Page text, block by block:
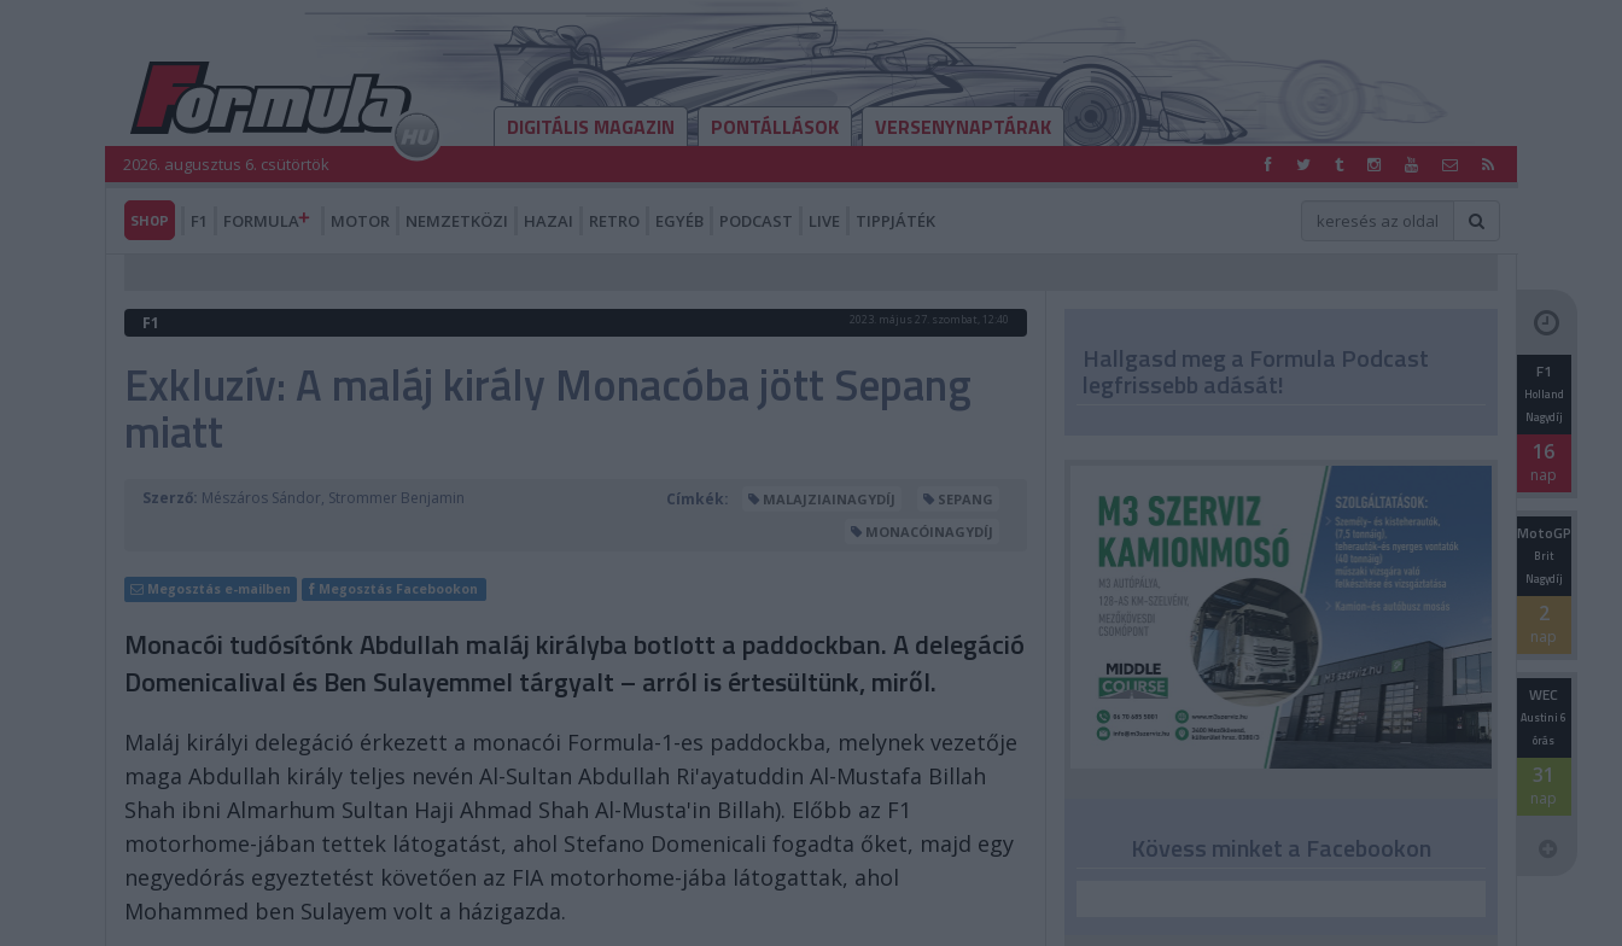
DIGITÁLIS MAGAZIN PONTÁLLÁSOK VERSENYNAPTÁRAK
2026. augusztus 6. csütörtök
SHOP F1 FORMULA MOTOR NEMZETKÖZI HAZAI RETRO EGYÉB PODCAST LIVE TIPPJÁTÉK
F1 2023. május 27. szombat, 12:40
Exkluzív: A maláj király Monacóba jött Sepang
miatt
Szerző: Mészáros Sándor, Strommer Benjamin Címkék: MALAJZIAINAGYDÍJ
SEPANG
MONACÓINAGYDÍJ
Megosztás e-mailben Megosztás Facebookon
Monacói tudósítónk Abdullah maláj királyba botlott a paddockban. A delegáció
Domenicalival és Ben Sulayemmel tárgyalt – arról is értesültünk, miről.
Maláj királyi delegáció érkezett a monacói Formula-1-es paddockba, melynek vezetője
maga Abdullah király teljes nevén Al-Sultan Abdullah Ri'ayatuddin Al-Mustafa Billah
Shah ibni Almarhum Sultan Haji Ahmad Shah Al-Musta'in Billah). Előbb az F1
motorhome-jában tettek látogatást, ahol Stefano Domenicali fogadta őket, majd egy
negyedórás egyeztetést követően az FIA motorhome-jába látogattak, ahol
Mohammed ben Sulayem volt a házigazda.
Hallgasd meg a Formula Podcast
legfrissebb adását! F1
Holland
Nagydíj
16
nap
MotoGP
Brit
Nagydíj
2
nap
WEC
Austini 6
órás
31
nap
Kövess minket a Facebookon